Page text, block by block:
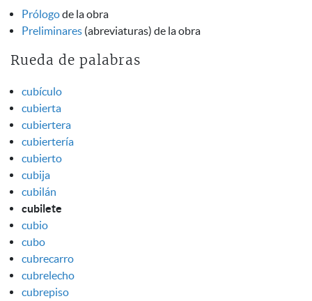
Prólogode la obra
Preliminares (abreviaturas) de la obra
Rueda de palabras
cubículo
cubierta
cubiertera
cubiertería
cubierto
cubija
cubilán
cubilete
cubio
cubo
cubrecarro
cubrelecho
cubrepiso